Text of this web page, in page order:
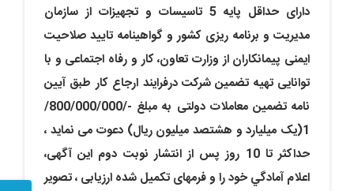
دارای حداقل پایه 5 تاسیسات و تجهیزات از سازمان
مدیریت و برنامه ریزی کشور و گواهینامه تایید صلاحیت
ایمنی پیمانکاران از وزارت تعاون، کار و رفاه اجتماعی و با
توانایی تهیه تضمین شرکت درفرایند ارجاع کار طبق آیین
نامه تضمین معاملات دولتی به مبلغ -/800/000/000/
1(یک میلیارد و هشتصد میلیون ریال) دعوت می نماید ،
حداکثر تا 10 روز پس از انتشار نوبت دوم این آگهی،
اعلام آمادگي خود را و فرمهای تکمیل شده ارزیابی ، تصویر